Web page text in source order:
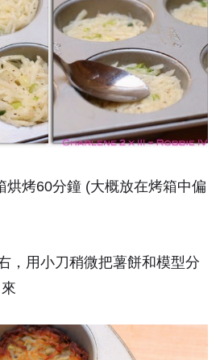
烘烤60分鐘 (大概放在烤箱中偏
，用小刀稍微把薯餅和模型分